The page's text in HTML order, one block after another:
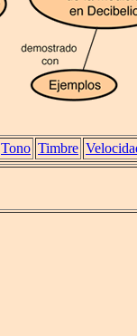
Tono Timbre